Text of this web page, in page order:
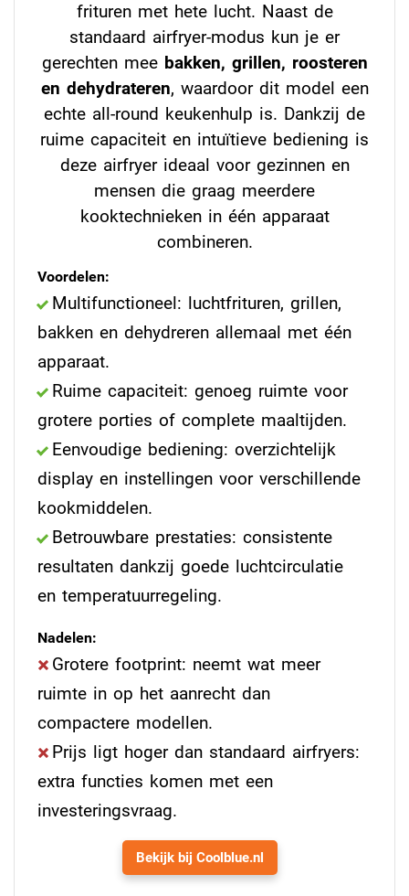
frituren met hete lucht. Naast de
standaard airfryer-modus kun je er
gerechten mee bakken, grillen, roosteren
en dehydrateren, waardoor dit model een
echte all-round keukenhulp is. Dankzij de
ruime capaciteit en intuïtieve bediening is
deze airfryer ideaal voor gezinnen en
mensen die graag meerdere
kooktechnieken in één apparaat
combineren.
Voordelen:
Multifunctioneel: luchtfrituren, grillen,
bakken en dehydreren allemaal met één
apparaat.
Ruime capaciteit: genoeg ruimte voor
grotere porties of complete maaltijden.
Eenvoudige bediening: overzichtelijk
display en instellingen voor verschillende
kookmiddelen.
Betrouwbare prestaties: consistente
resultaten dankzij goede luchtcirculatie
en temperatuurregeling.
Nadelen:
Grotere footprint: neemt wat meer
ruimte in op het aanrecht dan
compactere modellen.
Prijs ligt hoger dan standaard airfryers:
extra functies komen met een
investeringsvraag.
Bekijk bij Coolblue.nl